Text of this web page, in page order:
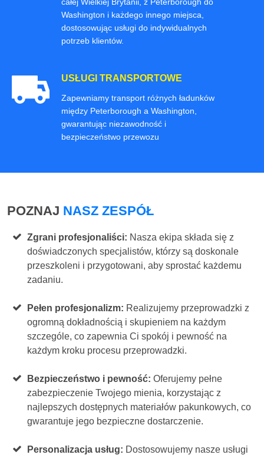
Washington i każdego innego miejsca,
dostosowując usługi do indywidualnych
potrzeb klientów.
USŁUGI TRANSPORTOWE
Zapewniamy transport różnych ładunków
między Peterborough a Washington,
gwarantując niezawodność i
bezpieczeństwo przewozu
POZNAJ NASZ ZESPÓŁ
Zgrani profesjonaliści: Nasza ekipa składa się z
doświadczonych specjalistów, którzy są doskonale
przeszkoleni i przygotowani, aby sprostać każdemu
zadaniu.
Pełen profesjonalizm: Realizujemy przeprowadzki z
ogromną dokładnością i skupieniem na każdym
szczególe, co zapewnia Ci spokój i pewność na
każdym kroku procesu przeprowadzki.
Bezpieczeństwo i pewność:Oferujemy pełne
zabezpieczenie Twojego mienia, korzystając z
najlepszych dostępnych materiałów pakunkowych, co
gwarantuje jego bezpieczne dostarczenie.
Personalizacja usług: Dostosowujemy nasze usługi